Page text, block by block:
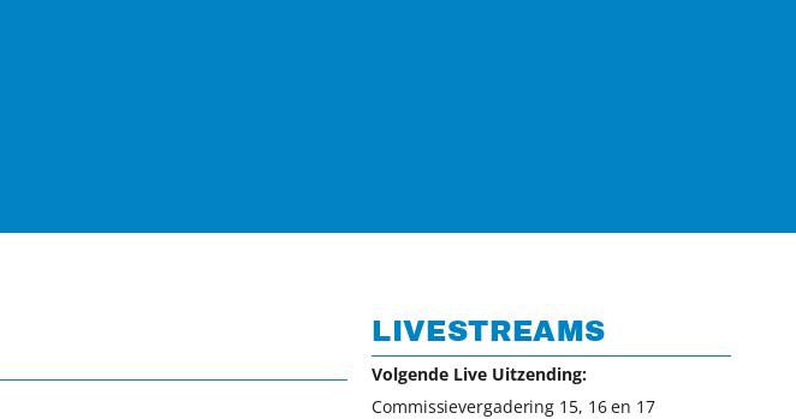
LIVESTREAMS
Volgende Live Uitzending:
Commissievergadering 15, 16 en 17